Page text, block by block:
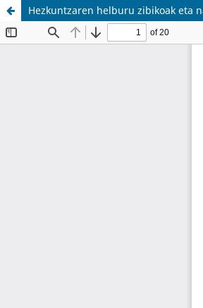
Hezkuntzaren helburu zibikoak eta